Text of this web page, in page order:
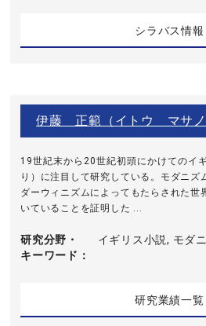
シラバス情報
伊藤 正範（イトウ マサノ
19世紀末から20世紀初頭にかけてのイ
り）に注目して研究している。モダニズ
ダーウィニズムによってもたらされた世
いていることを証明した ...
研究分野・
キーワード
イギリス小説, モダ
研究業績一覧